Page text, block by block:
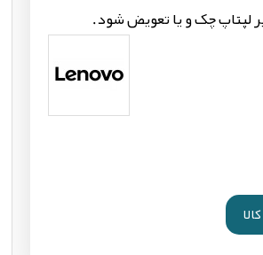
لپتاپ چک و یا تعویض شود.